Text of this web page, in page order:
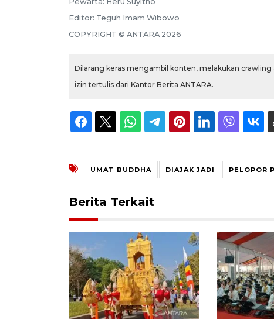
Editor: Teguh Imam Wibowo
COPYRIGHT © ANTARA 2026
Dilarang keras mengambil konten, melakukan
izin tertulis dari Kantor Berita ANTARA.
UMAT BUDDHA DIAJAK JADI PELOPOR
Berita Terkait